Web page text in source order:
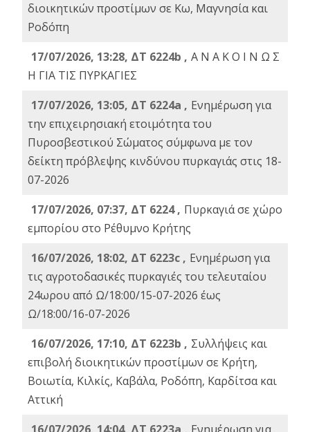
διοικητικών προστίμων σε Κω, Μαγνησία και
Ροδόπη
17/07/2026, 13:28, ΔΤ 6224b , Α Ν Α Κ Ο Ι Ν Ω Σ
Η ΓΙΑ ΤΙΣ ΠΥΡΚΑΓΙΕΣ
17/07/2026, 13:05, ΔΤ 6224a , Ενημέρωση για
την επιχειρησιακή ετοιμότητα του
Πυροσβεστικού Σώματος σύμφωνα με τον
δείκτη πρόβλεψης κινδύνου πυρκαγιάς στις 18-
07-2026
17/07/2026, 07:37, ΔΤ 6224 , Πυρκαγιά σε χώρο
εμπορίου στο Ρέθυμνο Κρήτης
16/07/2026, 18:02, ΔΤ 6223c , Ενημέρωση για
τις αγροτοδασικές πυρκαγιές του τελευταίου
24ωρου από Ω/18:00/15-07-2026 έως
Ω/18:00/16-07-2026
16/07/2026, 17:10, ΔΤ 6223b , Συλλήψεις και
επιβολή διοικητικών προστίμων σε Κρήτη,
Βοιωτία, Κιλκίς, Καβάλα, Ροδόπη, Καρδίτσα και
Αττική